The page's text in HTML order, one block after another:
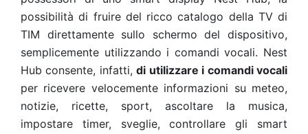
possibilità di fruire del ricco catalogo della TV di
TIM direttamente sullo schermo del dispositivo,
semplicemente utilizzando i comandi vocali. Nest
Hub consente, infatti,di utilizzare i comandi vocali
per ricevere velocemente informazioni su meteo,
notizie, ricette, sport, ascoltare la musica,
impostare timer, sveglie, controllare gli smart